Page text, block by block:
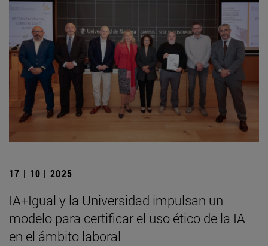
17 | 10 | 2025
IA+Igual y la Universidad impulsan un
modelo para certificar el uso ético de la IA
en el ámbito laboral